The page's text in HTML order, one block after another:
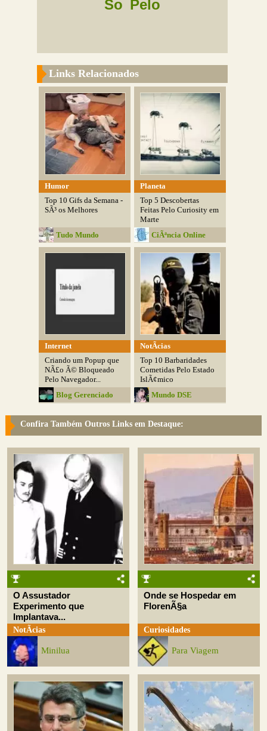
So Pelo
Links Relacionados
Humor
Top 10 Gifs da Semana -
SÃ³ os Melhores
Tudo Mundo
Planeta
Top 5 Descobertas
Feitas Pelo Curiosity em
Marte
CiÃªncia Online
Internet
Criando um Popup que
NÃ£o Ã© Bloqueado
Pelo Navegador...
Blog Gerenciado
NotÃ­cias
Top 10 Barbaridades
Cometidas Pelo Estado
IslÃ¢mico
Mundo DSE
Confira Também Outros Links em Destaque:
O Assustador
Experimento que
Implantava...
NotÃ­cias
Minilua
Onde se Hospedar em
FlorenÃ§a
Curiosidades
Para Viagem